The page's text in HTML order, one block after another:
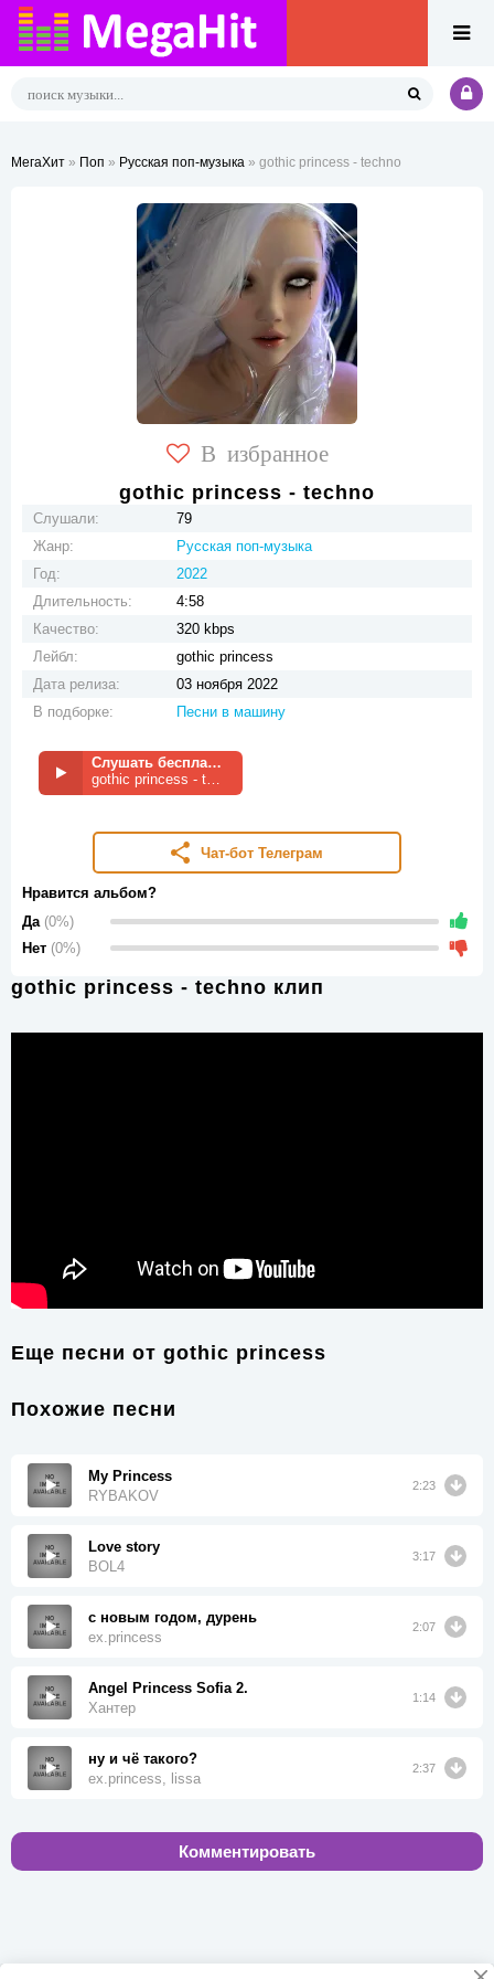
МегаХит » Поп » Русская поп-музыка » gothic princess - techno
В избранное
gothic princess - techno
Слушали:
79
Жанр:
Русская поп-музыка
Год:
2022
Длительность:
4:58
Качество:
320 kbps
Лейбл:
gothic princess
Дата релиза:
03 ноября 2022
В подборке:
Песни в машину
Слушать бесплатно
gothic princess - techno
Чат-бот Телеграм
Нравится альбом?
Да (0%)
Нет (0%)
gothic princess - techno клип
Еще песни от gothic princess
Похожие песни
My Princess
RYBAKOV
2:23
Love story
BOL4
3:17
с новым годом, дурень
ex.princess
2:07
Angel Princess Sofia 2.
Хантер
1:14
ну и чё такого?
ex.princess, lissa
2:37
Комментировать